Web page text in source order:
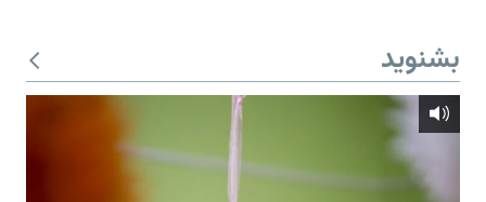
بشنوید